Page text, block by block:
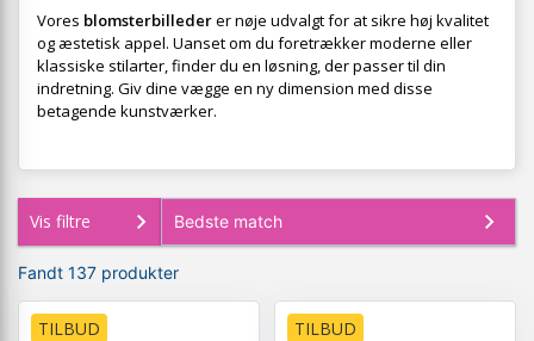
Vores blomsterbillederer nøje udvalgt for at sikre høj kvalitet
og æstetisk appel. Uanset om du foretrækker moderne eller
klassiske stilarter, finder du en løsning, der passer til din
indretning. Giv dine vægge en ny dimension med disse
betagende kunstværker.
Vis filtre
Fandt 137 produkter
TILBUD TILBUD